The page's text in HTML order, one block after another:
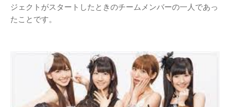
ジェクトがスタートしたときのチームメンバーの一人であっ
たことです。